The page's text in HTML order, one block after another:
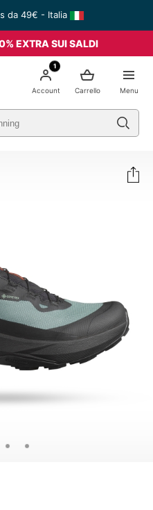
da 49€ - Italia
EXTRA SUI SALDI
Menu
Carrello
1
Account